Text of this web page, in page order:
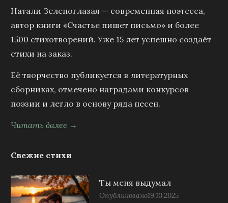
Натали Зеленоглазая — современная поэтесса,
автор книги «Счастье пишет письмо» и более
1500 стихотворений. Уже 15 лет успешно создаёт
стихи на заказ.
Её творчество публикуется в литературных
сборниках, отмечено наградами конкурсов
поэзии и легло в основу ряда песен.
Читать далее →
Свежие стихи
Ты меня выдумал
Опубликовано19.10.2025